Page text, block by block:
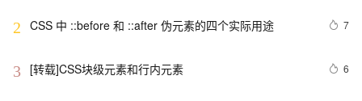
2 CSS 中 ::before 和 ::after 伪元素的四个实际用途 7
3 [转载]CSS块级元素和行内元素 6